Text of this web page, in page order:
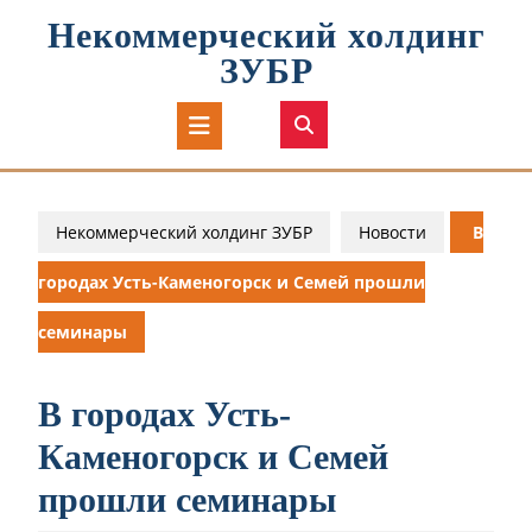
Некоммерческий холдинг
ЗУБР
Кнопка
Открыть
Некоммерческий холдинг ЗУБР Новости В
городах Усть-Каменогорск и Семей прошли
семинары
В городах Усть-
Каменогорск и Семей
прошли семинары